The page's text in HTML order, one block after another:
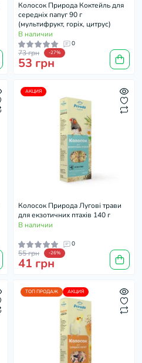
Колосок Природа Коктейль для
середніх папуг 90 г
(мультифрукт, горіх, цитрус)
В наличии
0
73 грн -27%
53 грн
АКЦИЯ
Колосок Природа Лугові трави
для екзотичних птахів 140 г
В наличии
0
55 грн -26%
41 грн
ТОП ПРОДАЖ АКЦИЯ